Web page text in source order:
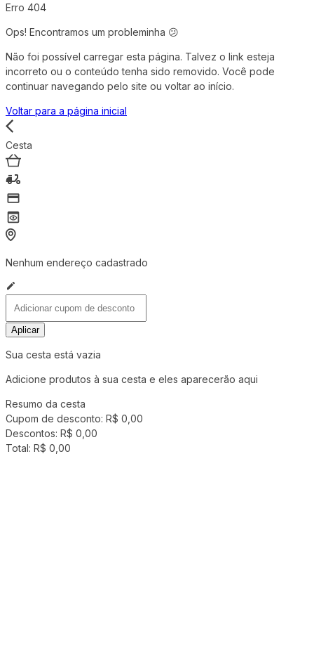
Erro 404
Ops! Encontramos um probleminha 😕
Não foi possível carregar esta página. Talvez o link esteja
incorreto ou o conteúdo tenha sido removido. Você pode
continuar navegando pelo site ou voltar ao início.
Voltar para a página inicial
Cesta
Nenhum endereço cadastrado
Aplicar
Sua cesta está vazia
Adicione produtos à sua cesta e eles aparecerão aqui
Resumo da cesta
Cupom de desconto: R$ 0,00
Descontos: R$ 0,00
Total: R$ 0,00